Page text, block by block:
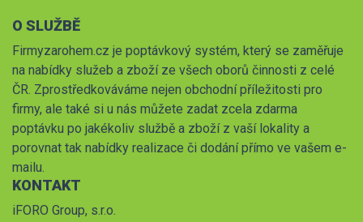
O SLUŽBĚ
Firmyzarohem.cz je poptávkový systém, který se zaměřuje
na nabídky služeb a zboží ze všech oborů činnosti z celé
ČR. Zprostředkováváme nejen obchodní příležitosti pro
firmy, ale také si u nás můžete zadat zcela zdarma
poptávku po jakékoliv službě a zboží z vaší lokality a
porovnat tak nabídky realizace či dodání přímo ve vašem e-
mailu.
KONTAKT
iFORO Group, s.r.o.